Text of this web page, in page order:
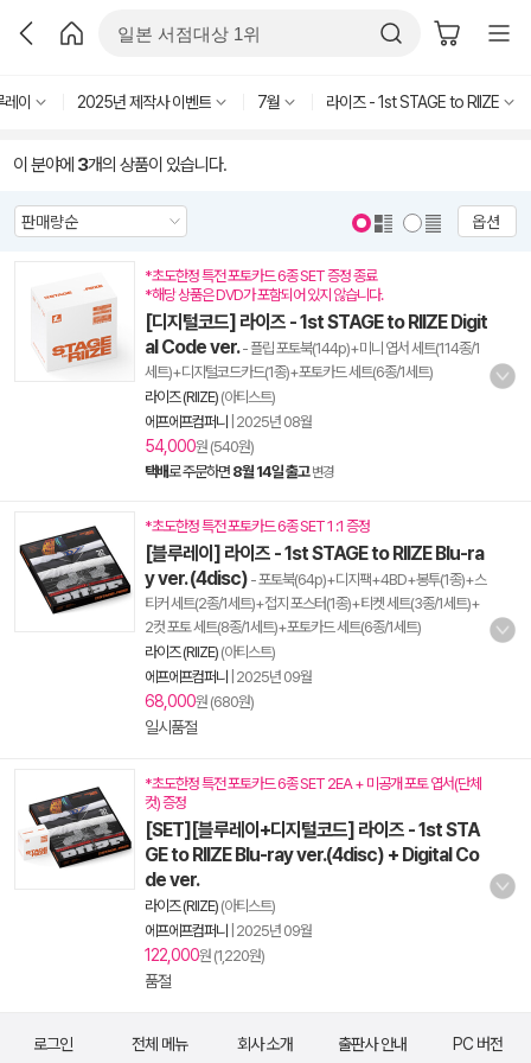
이 2025년 제작사 이벤트 7월 라이즈 - 1st STAGE to RIIZE
이 분야에 3개의 상품이 있습니다.
옵션
*초도한정 특전 포토카드 6종 SET 증정 종료
*해당 상품은 DVD가 포함되어 있지 않습니다.
[디지털코드] 라이즈 - 1st STAGE to RIIZE Digit
al Code ver.- 플립 포토북(144p)+미니 엽서 세트(114종/1
세트)+디지털코드카드(1종)+포토카드 세트(6종/1세트)
라이즈 (RIIZE) (아티스트)
에프에프컴퍼니
2025년 08월
54,000원 (540원)
택배로 주문하면 8월 14일 출고 변경
*초도한정 특전 포토카드 6종 SET 1 :1 증정
[블루레이] 라이즈 - 1st STAGE to RIIZE Blu-ra
y ver. (4disc) - 포토북(64p)+디지팩+4BD+봉투(1종)+스
티커 세트(2종/1세트)+접지 포스터(1종)+티켓 세트(3종/1세트)+
2컷 포토 세트(8종/1세트)+포토카드 세트(6종/1세트)
라이즈 (RIIZE) (아티스트)
에프에프컴퍼니
2025년 09월
68,000원 (680원)
일시품절
*초도한정 특전 포토카드 6종 SET 2EA + 미공개 포토 엽서(단체
컷) 증정
[SET][블루레이+디지털코드] 라이즈 - 1st STA
GE to RIIZE Blu-ray ver.(4disc) + Digital Co
de ver.
라이즈 (RIIZE) (아티스트)
에프에프컴퍼니
2025년 09월
122,000원 (1,220원)
품절
로그인 전체 메뉴 회사 소개 출판사 안내 PC 버전